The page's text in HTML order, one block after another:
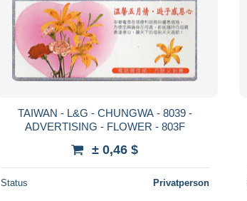
TAIWAN - L&G - CHUNGWA - 8039 -
ADVERTISING - FLOWER - 803F
± 0,46 $
Status Privatperson